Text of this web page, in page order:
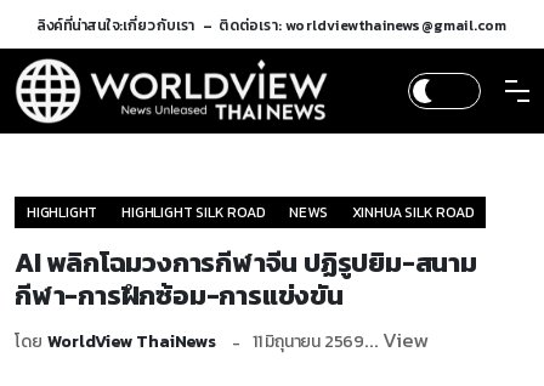
ลิงค์ที่น่าสนใจ:เกี่ยวกับเรา ติดต่อเรา: worldviewthainews@gmail.com
HIGHLIGHT HIGHLIGHT SILK ROAD NEWS XINHUA SILK ROAD
AI พลิกโฉมวงการกีฬาจีน ปฏิรูปยิม-สนาม
กีฬา-การฝึกซ้อม-การแข่งขัน
โดย WorldView ThaiNews 11 มิถุนายน 2569... View